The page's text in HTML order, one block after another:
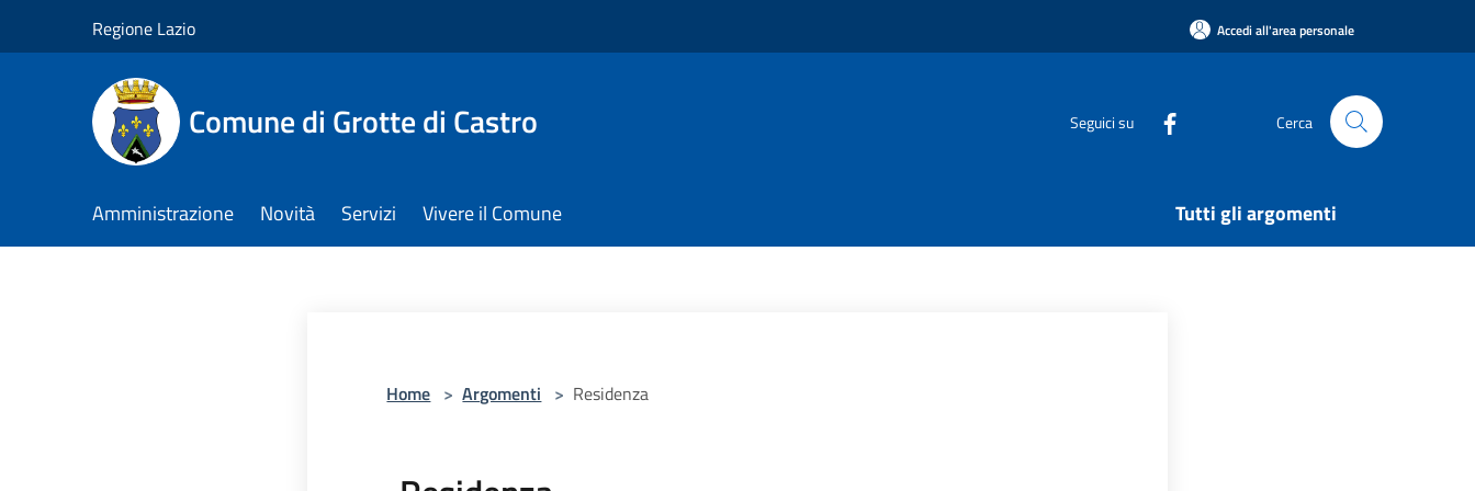
Regione Lazio Accedi all'area personale
Comune di Grotte di Castro Seguici su Cerca
Amministrazione Novità Servizi Vivere il Comune Tutti gli argomenti
Home > Argomenti > Residenza